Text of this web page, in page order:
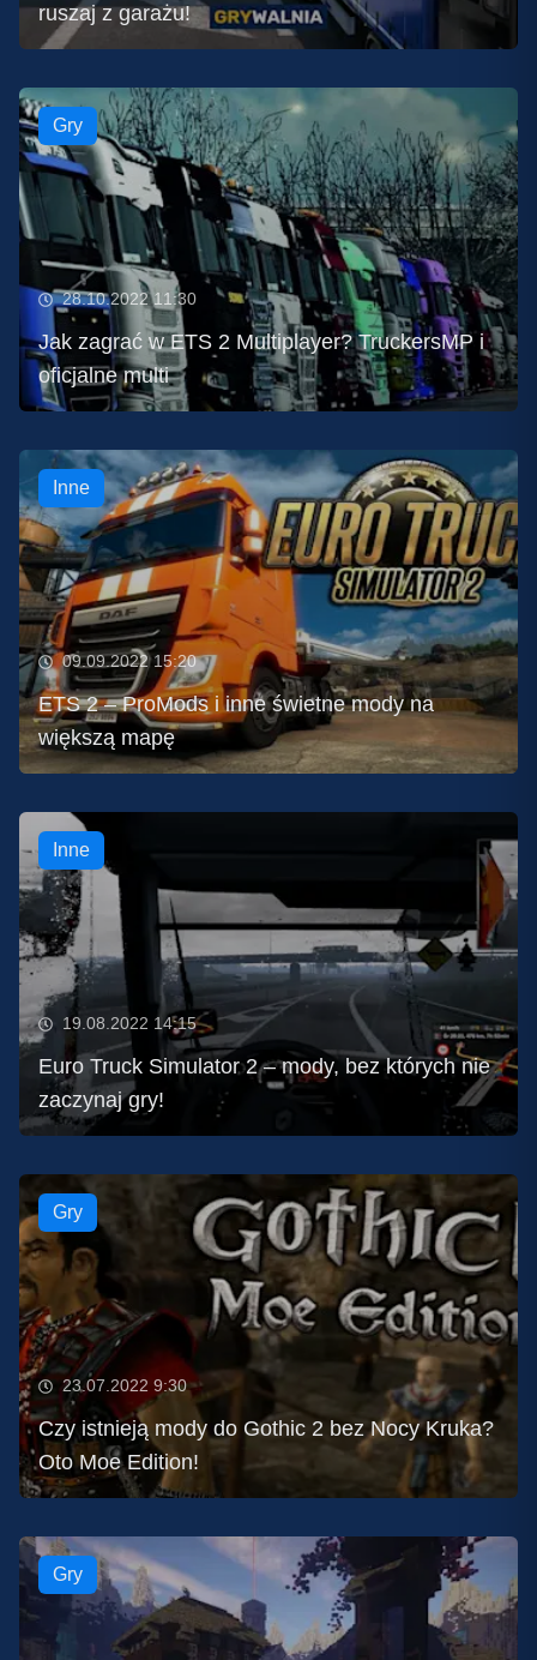
ruszaj z garażu!
Gry
28.10.2022 11:30
Jak zagrać w ETS 2 Multiplayer? TruckersMP i
oficjalne multi
Inne
09.09.2022 15:20
ETS 2 – ProMods i inne świetne mody na
większą mapę
Inne
19.08.2022 14:15
Euro Truck Simulator 2 – mody, bez których nie
zaczynaj gry!
Gry
23.07.2022 9:30
Czy istnieją mody do Gothic 2 bez Nocy Kruka?
Oto Moe Edition!
Gry